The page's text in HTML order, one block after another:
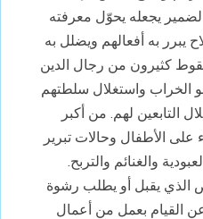
يجعله يحوّل معرفته
يبرر به أفعالهم ويضلل به
كثيرون من رجال الدين
الخراب واستغلال سلطتهم
التابعين لهم. من أكبر
على الأطفال وحالات تبرير
والغنائم والتربح.
الذي يقبل أو يطلب رشوة
عن القيام بعمل من أعمال